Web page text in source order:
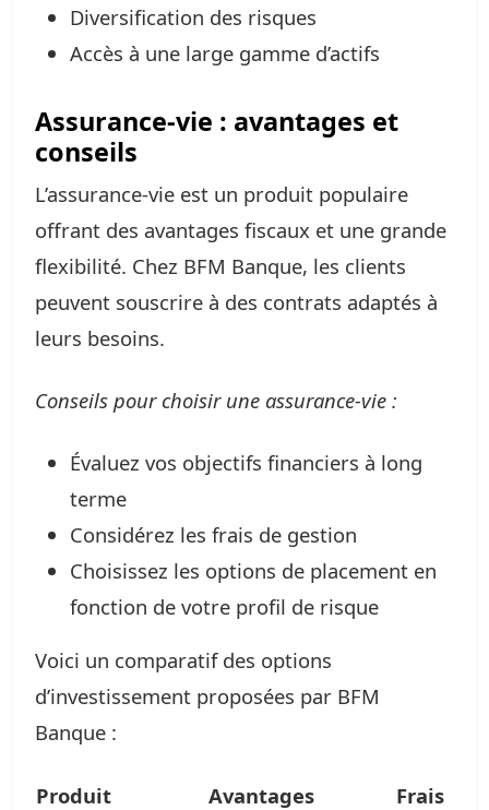
Diversification des risques
Accès à une large gamme d’actifs
Assurance-vie : avantages et
conseils
L’assurance-vie est un produit populaire
offrant des avantages fiscaux et une grande
flexibilité. Chez BFM Banque, les clients
peuvent souscrire à des contrats adaptés à
leurs besoins.
Conseils pour choisir une assurance-vie :
Évaluez vos objectifs financiers à long
terme
Considérez les frais de gestion
Choisissez les options de placement en
fonction de votre profil de risque
Voici un comparatif des options
d’investissement proposées par BFM
Banque :
Produit Avantages Frais